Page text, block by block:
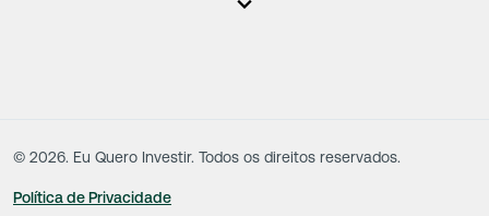
responsáveis tecnicamente são totalmente independentes, sendo que estes
© 2026. Eu Quero Investir. Todos os direitos reservados.
Política de Privacidade